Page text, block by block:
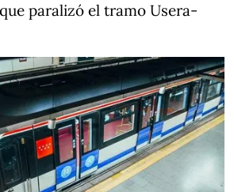
paralizó el tramo Usera-